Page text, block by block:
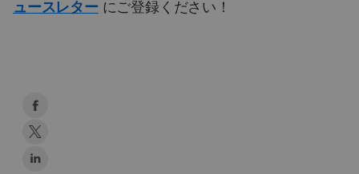
ュースレター にご登録ください！